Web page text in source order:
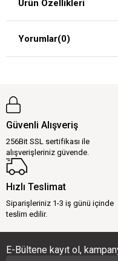
Ürün Özellikleri
Yorumlar(0)
Güvenli Alışveriş
256Bit SSL sertifikası ile
alışverişleriniz güvende.
Hızlı Teslimat
Siparişleriniz 1-3 iş günü içinde
teslim edilir.
E-Bültene kayıt ol,